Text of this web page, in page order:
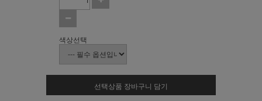
색상선택
선택상품 장바구니 담기